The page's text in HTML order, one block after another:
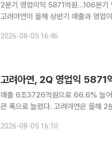
2분기 영업이익 5871억원…106분
고려아연이 올해 상반기 매출과 영업
2분기 연결 기준 매출 6조3726억원,
2026-08-05 16:46
고려아연, 2Q 영업익
매출 6조3726억원으로 66.6% 늘어 고려아연이 올해 2분기 매출과 영업이익을 전년 동기
큰 폭으로 늘렸다. 고려아연은 올해 2분기 연결 기준 매출 6조3726억원, 영업이익 5871억원을 기
률은 약 9.2%로 지난해 2분기 약
2026-08-05 16:10